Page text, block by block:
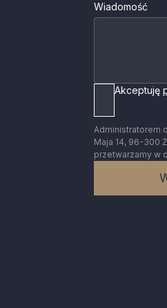
Wiadomość
Akceptuję
Administratorem
Maja 14, 96-300
przetwarzamy w